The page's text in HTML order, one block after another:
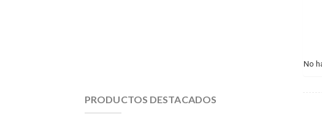
No
PRODUCTOS DESTACADOS